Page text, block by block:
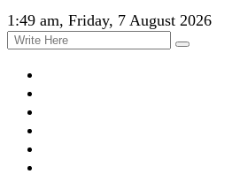
1:49 am, Friday, 7 August 2026